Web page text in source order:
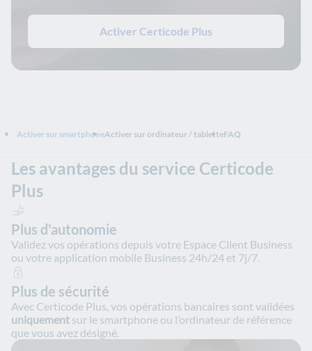
Activer Certicode Plus
Activer sur smartphoneActiver sur ordinateur / tabletteFAQ
Les avantages du service Certicode
Plus
Plus d'autonomie
Validez vos opérations depuis votre Espace Client Business
ou votre application mobile Business 24h/24 et 7j/7.
Plus de sécurité
Avec Certicode Plus, vos opérations bancaires sont validées
uniquement sur le smartphone ou l’ordinateur de référence
que vous avez désigné.